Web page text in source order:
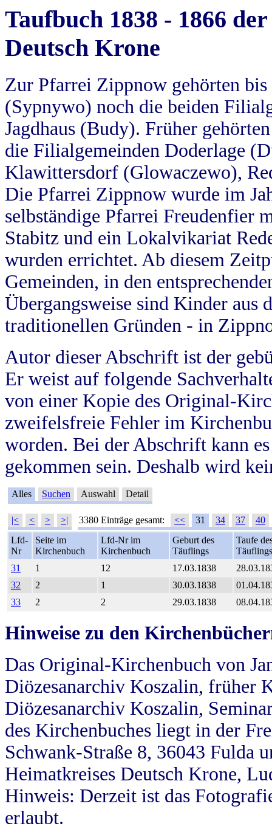
Taufbuch 1838 - 1866
Deutsch Krone
Zur Pfarrei Zippnow gehörten
(Sypnywo) noch die beiden
Jagdhaus (Budy). Früher
die Filialgemeinden Doderlage
Klawittersdorf (Glowaczewo),
Die Pfarrei Zippnow wurde im
selbständige Pfarrei Freudenfier
Stabitz und ein Lokalvikariat
wurden errichtet. Ab diesem
Gemeinden, in den
Übergangsweise sind Kinder aus
traditionellen Gründen - in
Autor dieser Abschrift ist der
Er weist auf folgende
von einer Kopie des Original-
zweifelsfreie Fehler im
worden. Bei der Abschrift kann
gekommen sein. Deshalb wird
Alles Suchen Auswahl Detail
|< < > >| 3380 Einträge gesamt: << 31 34 37
40
Lfd-
Nr
Seite im
Kirchenbuch
Lfd-Nr im
Kirchenbuch
Geburt des
Täuflings
Taufe
Täuflings
31
1 12 17.03.1838
32
2 1 30.03.1838
33
2 2 29.03.1838
Hinweise zu den
Das Original-Kirchenbuch von
Diözesanarchiv Koszalin, früher
Diözesanarchiv Koszalin,
des Kirchenbuches liegt in der
Schwank-Straße 8, 36043 Fulda
Heimatkreises Deutsch Krone,
Hinweis: Derzeit ist das
erlaubt.